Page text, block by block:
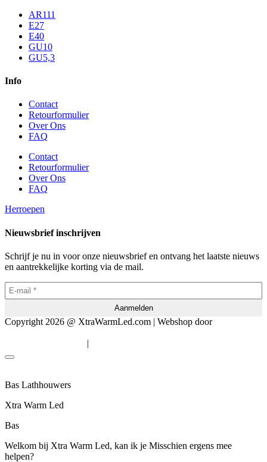
AR111
E27
E40
GU10
GU5,3
Info
Contact
Retourformulier
Over Ons
FAQ
Contact
Retourformulier
Over Ons
FAQ
Herroepen
Nieuwsbrief inschrijven
Schrijf je nu in voor onze nieuwsbrief en ontvang het laatste nieuws
en aantrekkelijke korting via de mail.
Copyright 2026 @ XtraWarmLed.com | Webshop door
|
Bas Lathhouwers
Xtra Warm Led
Bas
Welkom bij Xtra Warm Led, kan ik je Misschien ergens mee
helpen?